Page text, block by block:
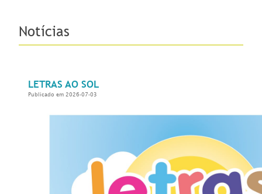
Notícias
LETRAS AO SOL
Publicado em 2026-07-03